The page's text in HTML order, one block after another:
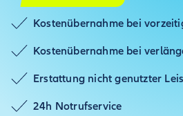
Kostenübernahme bei
Kostenübernahme bei
Erstattung nicht genutzter
24h Notrufservice